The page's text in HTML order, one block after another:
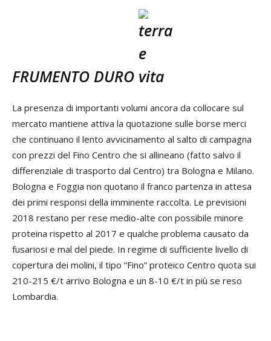
FRUMENTO DURO
La presenza di importanti volumi ancora da collocare sul
mercato mantiene attiva la quotazione sulle borse merci
che continuano il lento avvicinamento al salto di campagna
con prezzi del Fino Centro che si allineano (fatto salvo il
differenziale di trasporto dal Centro) tra Bologna e Milano.
Bologna e Foggia non quotano il franco partenza in attesa
dei primi responsi della imminente raccolta. Le previsioni
2018 restano per rese medio-alte con possibile minore
proteina rispetto al 2017 e qualche problema causato da
fusariosi e mal del piede. In regime di sufficiente livello di
copertura dei molini, il tipo “Fino” proteico Centro quota sui
210-215 €/t arrivo Bologna e un 8-10 €/t in più se reso
Lombardia.